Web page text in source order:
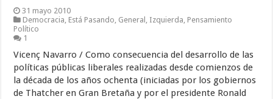
31 mayo 2010
Democracia, Está Pasando, General , Izquierda, Pensamiento
Político
1
Vicenç Navarro / Como consecuencia del desarrollo de las
políticas públicas liberales realizadas desde comienzos de
la década de los años ochenta (iniciadas por los gobiernos
de Thatcher en Gran Bretaña y por el presidente Ronald